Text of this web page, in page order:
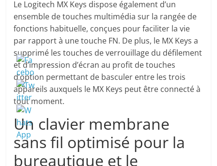
Le Logitech MX Keys dispose également d’un
ensemble de touches multimédia sur la rangée de
fonctions habituelle, conçues pour faciliter la vie
par rapport à une touche FN. De plus, le MX Keys a
supprimé les touches de verrouillage du défilement
et d’impression d’écran au profit de touches
d’option permettant de basculer entre les trois
appareils auxquels le MX Keys peut être connecté à
tout moment.
Un clavier membrane
sans fil optimisé pour la
bureautique et le